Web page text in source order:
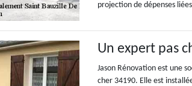
projection de dépenses
Un expert pas
Jason Rénovation est une
cher 34190. Elle est